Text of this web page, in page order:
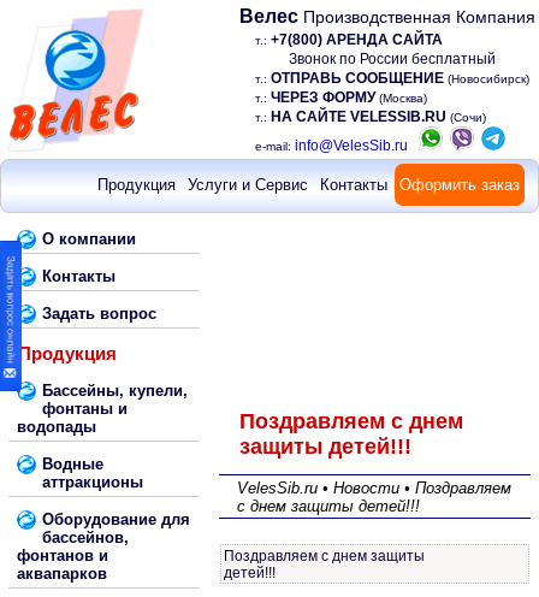
Велес Производственная Компания
т.: +7(800) АРЕНДА САЙТА
Звонок по России бесплатный
т.: ОТПРАВЬ СООБЩЕНИЕ (Новосибирск)
т.: ЧЕРЕЗ ФОРМУ (Москва)
т.: НА САЙТЕ VELESSIB.RU (Сочи)
e-mail: info@VelesSib.ru
Продукция Услуги и Сервис Контакты Оформить заказ
О компании
Контакты
Задать вопрос
Продукция
Бассейны, купели,
фонтаны и
водопады
Водные
аттракционы
Оборудование для
бассейнов,
фонтанов и
аквапарков
Поздравляем с днем
защиты детей!!!
VelesSib.ru • Новости • Поздравляем
с днем защиты детей!!!
Поздравляем с днем защиты
детей!!!